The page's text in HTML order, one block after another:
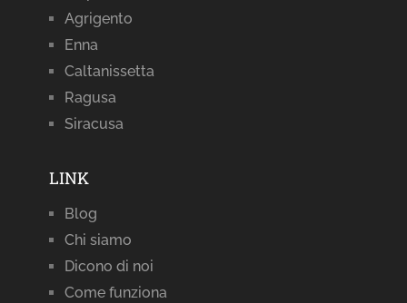
Agrigento
Enna
Caltanissetta
Ragusa
Siracusa
LINK
Blog
Chi siamo
Dicono di noi
Come funziona